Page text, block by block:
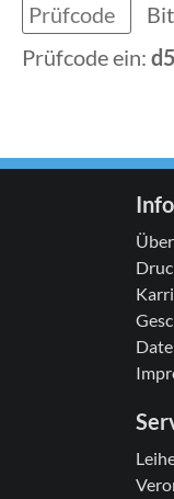
Prüfcode ein: